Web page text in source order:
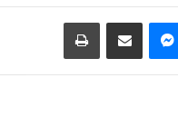
ماسنجر مشاركة عبر البريد طباعة